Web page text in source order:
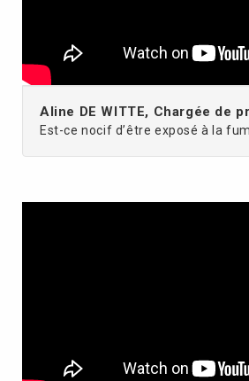
Aline DE WITTE, Chargée de
Est-ce nocif d’être exposé à la